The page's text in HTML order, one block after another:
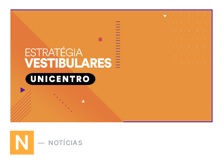
N NOTÍCIAS